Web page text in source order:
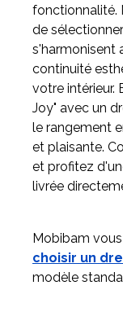
fonctionnalité.
de
s'harmonisent
continuité
votre intérieur.
Joy" avec un
le rangement
et plaisante.
et profitez
livrée
Mobibam
choisir un
modèle